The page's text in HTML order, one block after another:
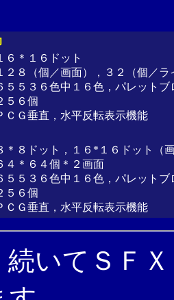
６＊１６ドット
２８（個／画面），３２（個／ラ
５５３６色中１６色，パレットブ
５６個
ＣＧ垂直，水平反転表示機能
＊８ドット，１６*１６ドット（
４＊６４個＊２画面
５５３６色中１６色，パレットブ
５６個
ＣＧ垂直，水平反転表示機能
いてＳＦ